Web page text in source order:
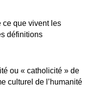
ce que vivent les
définitions
ou « catholicité » de
culturel de l’humanité